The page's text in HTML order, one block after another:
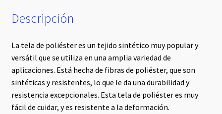
Descripción
La tela de poliéster es un tejido sintético muy popular y
versátil que se utiliza en una amplia variedad de
aplicaciones. Está hecha de fibras de poliéster, que son
sintéticas y resistentes, lo que le da una durabilidad y
resistencia excepcionales. Esta tela de poliéster es muy
fácil de cuidar, y es resistente a la deformación.